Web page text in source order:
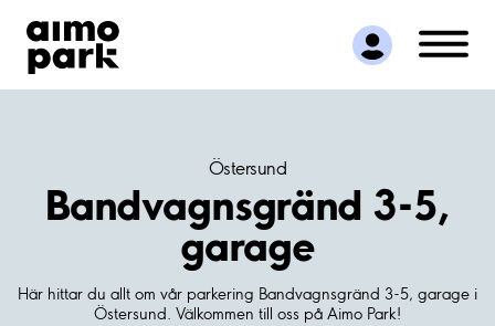
Hitta parkering
Samarbete
Kundservice
Östersund
Bandvagnsgränd 3-5,
garage
Här hittar du allt om vår parkering Bandvagnsgränd 3-5, garage i
Östersund. Välkommen till oss på Aimo Park!